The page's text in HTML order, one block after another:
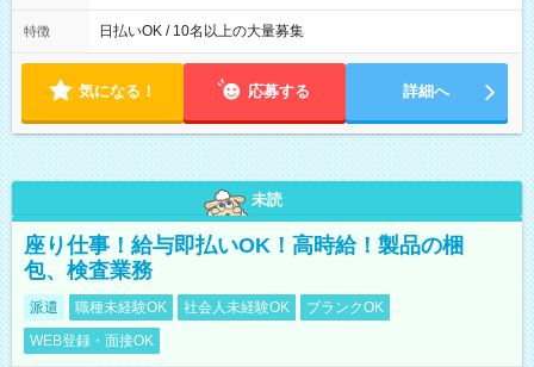
働8時間） ※週5日勤務（場所次第では週4も有り） ※配達状況
によって時間外での勤務可能性有り ※案件により多少の前後あ
特徴 日払いOK / 10名以上の大量募集
気になる！ 応募する 詳細へ
未読
座り仕事！給与即払いOK！高時給！製品の梱
包、検査業務
派遣 職種未経験OK 社会人未経験OK
ブランクOK
WEB登録・面接OK